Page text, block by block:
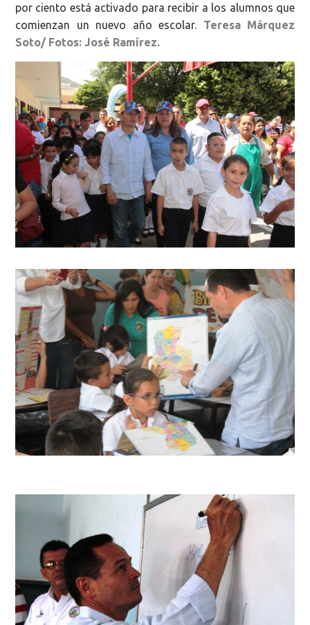
por ciento está activado para recibir a los alumnos que
comienzan un nuevo año escolar. Teresa Márquez
Soto/ Fotos: José Ramírez.